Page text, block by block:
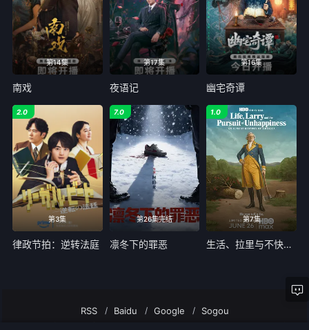
第14集
南戏
第17集
夜语记
第16集
幽宅奇谭
第3集
2.0
律政节拍：逆转法庭
第26集完结
7.0
凛冬下的罪恶
第7集
1.0
生活、拉里与不快乐的追求：一部美国史
RSS Baidu Google Sogou